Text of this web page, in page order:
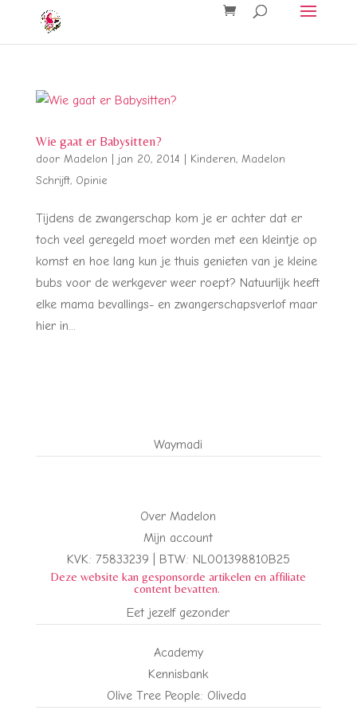
Wie gaat er Babysitten?
door Madelon jan 20, 2014 Kinderen, Madelon
Schrijft, Opinie
Tijdens de zwangerschap kom je er achter dat er
toch veel geregeld moet worden met een kleintje op
komst en hoe lang kun je thuis genieten van je kleine
bubs voor de werkgever weer roept? Natuurlijk heeft
elke mama bevallings- en zwangerschapsverlof maar
hier in...
Waymadi
Over Madelon
Mijn account
KVK: 75833239 | BTW: NL001398810B25
Deze website kan gesponsorde artikelen en affiliate
content bevatten.
Eet jezelf gezonder
Academy
Kennisbank
Olive Tree People: Oliveda